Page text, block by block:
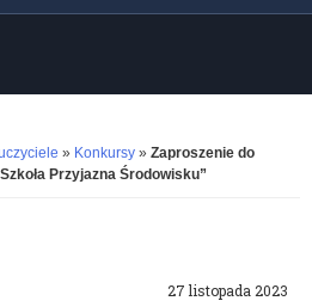
» Konkursy » Zaproszenie do
Przyjazna Środowisku”
27 listopada 2023